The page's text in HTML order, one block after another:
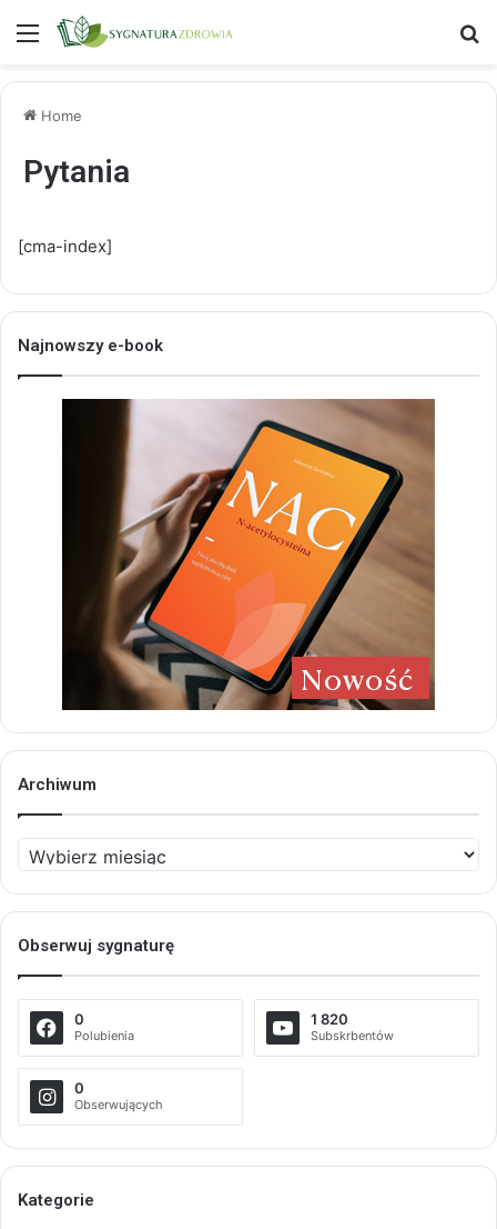
Menu
Home
Pytania
[cma-index]
Najnowszy e-book
Archiwum
Archiwum
Obserwuj sygnaturę
0
Polubienia
1 820
Subskrbentów
0
Obserwujących
Kategorie